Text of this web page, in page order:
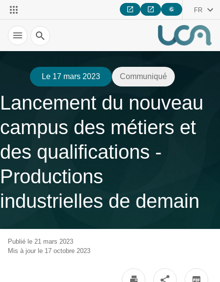
FR
Recherche
Le 17 mars 2023 Communiqué
Lancement du nouveau
campus des métiers et
des qualifications -
Productions
industrielles de demain
Publié le 21 mars 2023
Mis à jour le 17 octobre 2023